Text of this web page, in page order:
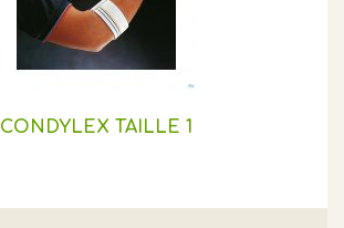
CONDYLEX TAILLE 1